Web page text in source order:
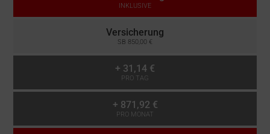
INKLUSIVE
Versicherung
SB 850,00 €
+ 31,14 €
PRO TAG
+ 871,92 €
PRO MONAT